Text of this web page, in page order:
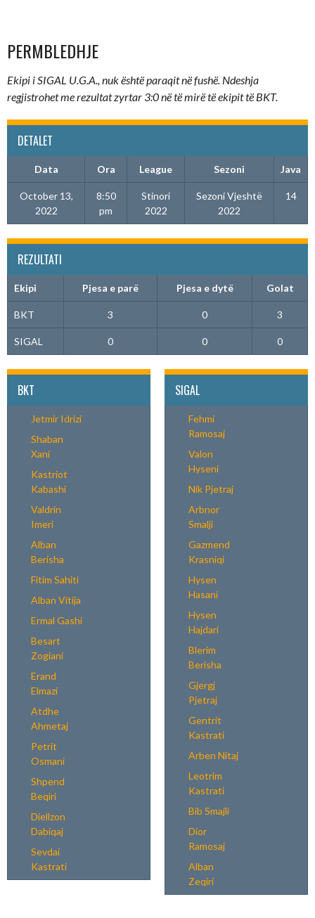
PERMBLEDHJE
Ekipi i SIGAL U.G.A., nuk është paraqit në fushë. Ndeshja
regjistrohet me rezultat zyrtar 3:0 në të mirë të ekipit të BKT.
DETALET
Data Ora League Sezoni Java
October 13,
2022
8:50
pm
Stinori
2022
Sezoni Vjeshtë
2022
14
REZULTATI
Ekipi Pjesa e parë Pjesa e dytë Golat
BKT 3 0 3
SIGAL 0 0 0
BKT
Jetmir Idrizi
Shaban
Xani
Kastriot
Kabashi
Valdrin
Imeri
Alban
Berisha
Fitim Sahiti
Alban Vitija
Ermal Gashi
Besart
Zogiani
Erand
Elmazi
Atdhe
Ahmetaj
Petrit
Osmani
Shpend
Beqiri
Diellzon
Dabiqaj
Sevdai
Kastrati
SIGAL
Fehmi
Ramosaj
Valon
Hyseni
Nik Pjetraj
Arbnor
Smalji
Gazmend
Krasniqi
Hysen
Hasani
Hysen
Hajdari
Blerim
Berisha
Gjergj
Pjetraj
Gentrit
Kastrati
Arben Nitaj
Leotrim
Kastrati
Bib Smajli
Dior
Ramosaj
Alban
Zeqiri